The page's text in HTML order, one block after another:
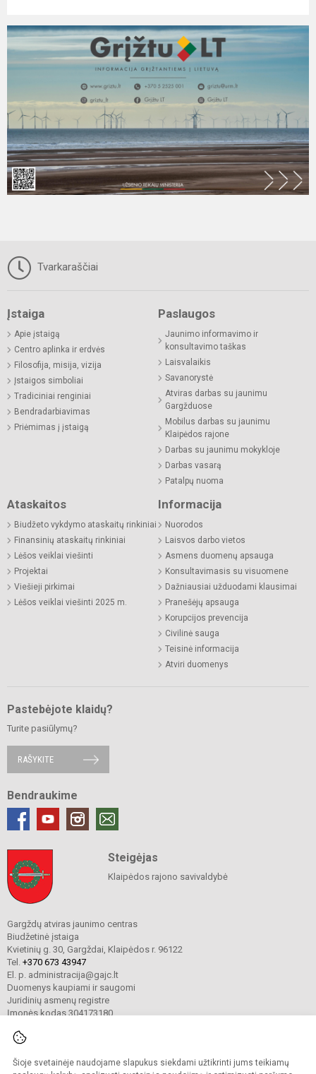
Šioje svetainėje naudojame slapukus siekdami užtikrinti jums teikiamų
Tvarkaraščiai
Įstaiga
Apie įstaigą
Centro aplinka ir erdvės
Filosofija, misija, vizija
Įstaigos simboliai
Tradiciniai renginiai
Bendradarbiavimas
Priėmimas į įstaigą
Paslaugos
Jaunimo informavimo ir
konsultavimo taškas
Laisvalaikis
Savanorystė
Atviras darbas su jaunimu
Gargžduose
Mobilus darbas su jaunimu
Klaipėdos rajone
Darbas su jaunimu mokykloje
Darbas vasarą
Patalpų nuoma
Ataskaitos
Biudžeto vykdymo ataskaitų rinkiniai
Finansinių ataskaitų rinkiniai
Lėšos veiklai viešinti
Projektai
Viešieji pirkimai
Lėšos veiklai viešinti 2025 m.
Informacija
Nuorodos
Laisvos darbo vietos
Asmens duomenų apsauga
Konsultavimasis su visuomene
Dažniausiai užduodami klausimai
Pranešėjų apsauga
Korupcijos prevencija
Civilinė sauga
Teisinė informacija
Atviri duomenys
Pastebėjote klaidų?
Turite pasiūlymų?
RAŠYKITE
Bendraukime
Steigėjas
Klaipėdos rajono savivaldybė
Gargždų atviras jaunimo centras
Biudžetinė įstaiga
Kvietinių g. 30, Gargždai, Klaipėdos r. 96122
Tel. +370 673 43947
El. p. administracija@gajc.lt
Duomenys kaupiami ir saugomi
Juridinių asmenų registre
Įmonės kodas 304173180
© 2024. Gargždų atviras jaunimo centras. Visos teisės saugomos.